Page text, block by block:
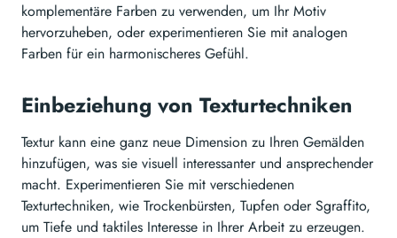
komplementäre Farben zu verwenden, um Ihr Motiv
hervorzuheben, oder experimentieren Sie mit analogen
Farben für ein harmonischeres Gefühl.
Einbeziehung von Texturtechniken
Textur kann eine ganz neue Dimension zu Ihren Gemälden
hinzufügen, was sie visuell interessanter und ansprechender
macht. Experimentieren Sie mit verschiedenen
Texturtechniken, wie Trockenbürsten, Tupfen oder Sgraffito,
um Tiefe und taktiles Interesse in Ihrer Arbeit zu erzeugen.